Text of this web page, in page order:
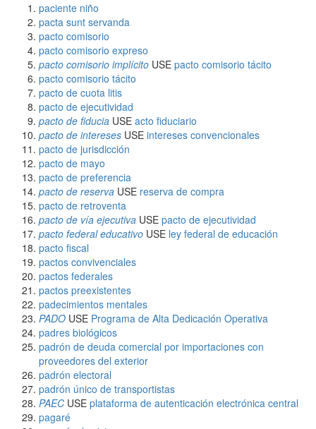
paciente niño
pacta sunt servanda
pacto comisorio
pacto comisorio expreso
pacto comisorio implícito USE pacto comisorio tácito
pacto comisorio tácito
pacto de cuota litis
pacto de ejecutividad
pacto de fiducia USE acto fiduciario
pacto de intereses USE intereses convencionales
pacto de jurisdicción
pacto de mayo
pacto de preferencia
pacto de reserva USE reserva de compra
pacto de retroventa
pacto de vía ejecutiva USE pacto de ejecutividad
pacto federal educativo USE ley federal de educación
pacto fiscal
pactos convivenciales
pactos federales
pactos preexistentes
padecimientos mentales
PADO USE Programa de Alta Dedicación Operativa
padres biológicos
padrón de deuda comercial por importaciones con
proveedores del exterior
padrón electoral
padrón único de transportistas
PAEC USE plataforma de autenticación electrónica central
pagaré